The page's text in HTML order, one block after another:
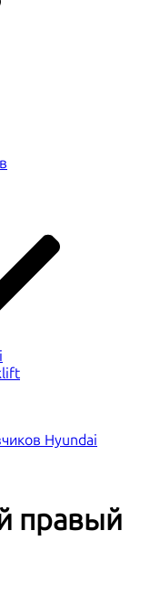
Hyundai
правый